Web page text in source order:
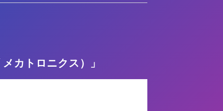
カトロニクス）」